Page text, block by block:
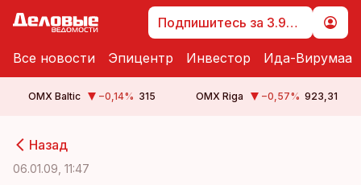
Подпишитесь за 3.99 €
Все новости Эпицентр Инвестор Ида-Вирумаа
OMX Baltic −0,14% 315 OMX Riga −0,57% 923,31
Назад
06.01.09, 11:47